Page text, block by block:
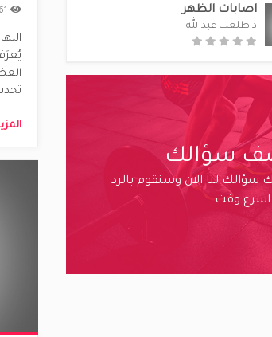
اصابات الظهر
د.طلعت عبدالله
سؤالك
سؤالك لنا الان وسنقوم بالرد
وقت